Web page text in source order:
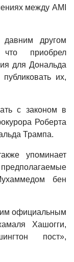
между AMI
другом
приобрел
для Дональда
их,
с законом в
Роберта
Трампа.
упоминает
бен
официальным
Хашогги,
пост»,